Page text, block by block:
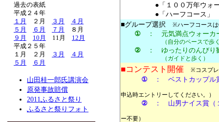
●「１００万年ウォー
●「ハーフコース」
■グループ選択
※ハーフコース
① ： 元気満点ウォーカ
（自分のペースで歩く
② ： ゆったりのんびり
（ガイドと歩く）
■コンテスト開催 ※コスプ
① ： ベストカップル
申込時エントリーしてください。）
② ： 山男ナイス賞（
ー不要）
過去の表紙
平成２４年
１月
２月 ３月
４月
５月
６月 ７月
８月
９月
10月 11月 12月
平成２５年
１月 ２月
３月
４月
５月
６月
山田桂一郎氏講演会
原発事故賠償
2011ふるさと祭り
ふるさと祭りフォト